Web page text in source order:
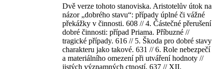
Dvě verze tohoto stanoviska. Aristotelův útok na
názor „dobrého stavu“: případy úplné či vážné
překážky v činnosti. 608 // 4. Částečné přerušení
dobré činnosti: případ Priama. Příbuzné //
tragické případy. 616 // 5. Škoda pro dobré stavy
charakteru jako takové. 631 // 6. Role nebezpečí
a materiálního omezení při utváření hodnoty //
jistých významných ctností. 637 // XII.